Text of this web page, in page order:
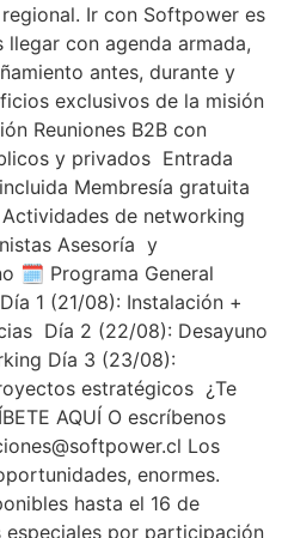
Ir con Softpower es
llegar con agenda armada,
antes, durante y
exclusivos de la misión
Reuniones B2B con
y privados Entrada
Membresía gratuita
de networking
Asesoría y
🗓️ Programa General
1 (21/08): Instalación +
Día 2 (22/08): Desayuno
Día 3 (23/08):
estratégicos ¿Te
AQUÍ O escríbenos
Los
enormes.
hasta el 16 de
especiales por participación